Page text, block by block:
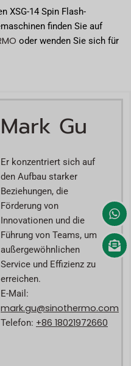
XSG-14 Spin Flash-
finden Sie auf
oder wenden Sie sich für
Mark Gu
Er konzentriert sich auf
den Aufbau starker
Beziehungen, die
Förderung von
Innovationen und die
Führung von Teams, um
außergewöhnlichen
Service und Effizienz zu
erreichen.
E-Mail:
mark.gu@sinothermo.com
Telefon: +86 18021972660